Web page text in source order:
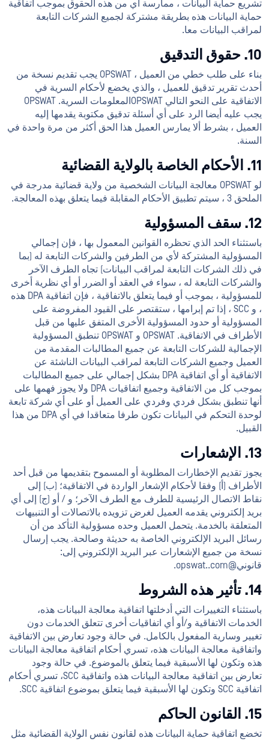
تشريع حماية البيانات ، ممارسة أي من هذه الحقوق بموجب اتفاقية
حماية البيانات هذه بطريقة مشتركة لجميع الشركات التابعة
لمراقب البيانات معا.
10. حقوق التدقيق
بناء على طلب خطي من العميل ، OPSWAT يجب تقديم نسخة من
أحدث تقرير تدقيق للعميل ، والذي يخضع لأحكام السرية في
الاتفاقية على النحو التالي OPSWATالمعلومات السرية. OPSWAT
يجب عليه أيضا الرد على أي أسئلة تدقيق مكتوبة يقدمها إليه
العميل ، بشرط ألا يمارس العميل هذا الحق أكثر من مرة واحدة في
السنة.
11. الأحكام الخاصة بالولاية القضائية
لو OPSWAT معالجة البيانات الشخصية من ولاية قضائية مدرجة في
الملحق 3 ، سيتم تطبيق الأحكام المقابلة فيما يتعلق بهذه المعالجة.
12. سقف المسؤولية
باستثناء الحد الذي تحظره القوانين المعمول بها ، فإن إجمالي
المسؤولية المشتركة لأي من الطرفين والشركات التابعة له (بما
في ذلك الشركات التابعة لمراقب البيانات) تجاه الطرف الآخر
والشركات التابعة له ، سواء في العقد أو الضرر أو أي نظرية أخرى
للمسؤولية ، بموجب أو فيما يتعلق بالاتفاقية ، فإن اتفاقية DPA هذه
، و SCC ، إذا تم إبرامها ، ستقتصر على القيود المفروضة على
المسؤولية أو حدود المسؤولية الأخرى المتفق عليها من قبل
الأطراف في الاتفاقية. OPSWAT و OPSWAT تنطبق المسؤولية
الإجمالية للشركات التابعة عن جميع المطالبات المقدمة من
العميل وجميع الشركات التابعة لمراقب البيانات الناشئة عن
الاتفاقية أو أي اتفاقية DPA بشكل إجمالي على جميع المطالبات
بموجب كل من الاتفاقية وجميع اتفاقيات DPA ولا يجوز فهمها على
أنها تنطبق بشكل فردي وفردي على العميل أو على أي شركة تابعة
لوحدة التحكم في البيانات تكون طرفا متعاقدا في أي DPA من هذا
القبيل.
13. الإشعارات
يجوز تقديم الإخطارات المطلوبة أو المسموح بتقديمها من قبل أحد
الأطراف (أ) وفقا لأحكام الإشعار الواردة في الاتفاقية؛ (ب) إلى
نقاط الاتصال الرئيسية للطرف مع الطرف الآخر؛ و / أو (ج) إلى أي
بريد إلكتروني يقدمه العميل لغرض تزويده بالاتصالات أو التنبيهات
المتعلقة بالخدمة. يتحمل العميل وحده مسؤولية التأكد من أن
رسائل البريد الإلكتروني الخاصة به حديثة وصالحة. يجب إرسال
نسخة من جميع الإشعارات عبر البريد الإلكتروني إلى:
قانوني@opswat..com.
14. تأثير هذه الشروط
باستثناء التغييرات التي أدخلتها اتفاقية معالجة البيانات هذه،
الخدمات الاتفاقية و/أو أي اتفاقيات أخرى تتعلق الخدمات دون
تغيير وسارية المفعول بالكامل. في حالة وجود تعارض بين الاتفاقية
واتفاقية معالجة البيانات هذه، تسري أحكام اتفاقية معالجة البيانات
هذه وتكون لها الأسبقية فيما يتعلق بالموضوع. في حالة وجود
تعارض بين اتفاقية معالجة البيانات هذه واتفاقية SCC، تسري أحكام
اتفاقية SCC وتكون لها الأسبقية فيما يتعلق بموضوع اتفاقية SCC.
15. القانون الحاكم
تخضع اتفاقية حماية البيانات هذه لقانون نفس الولاية القضائية مثل